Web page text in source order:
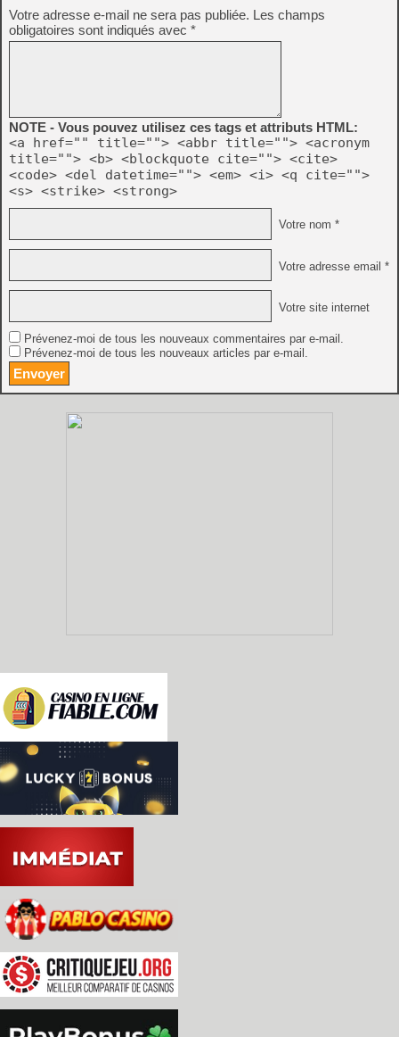
Votre adresse e-mail ne sera pas publiée. Les champs
obligatoires sont indiqués avec *
NOTE - Vous pouvez utilisez ces tags et attributs HTML:
<a href="" title=""> <abbr title=""> <acronym
title=""> <b> <blockquote cite=""> <cite>
<code> <del datetime=""> <em> <i> <q cite="">
<s> <strike> <strong>
Votre nom *
Votre adresse email *
Votre site internet
Prévenez-moi de tous les nouveaux commentaires par e-mail.
Prévenez-moi de tous les nouveaux articles par e-mail.